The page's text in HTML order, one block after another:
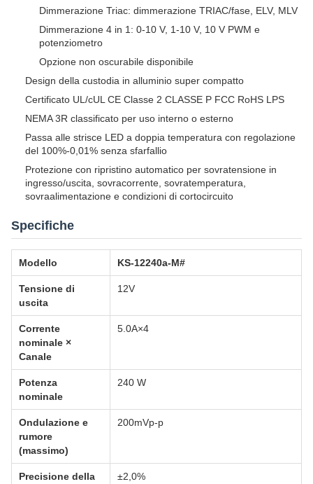
Dimmerazione Triac: dimmerazione TRIAC/fase, ELV, MLV
Dimmerazione 4 in 1: 0-10 V, 1-10 V, 10 V PWM e
potenziometro
Opzione non oscurabile disponibile
Design della custodia in alluminio super compatto
Certificato UL/cUL CE Classe 2 CLASSE P FCC RoHS LPS
NEMA 3R classificato per uso interno o esterno
Passa alle strisce LED a doppia temperatura con regolazione
del 100%-0,01% senza sfarfallio
Protezione con ripristino automatico per sovratensione in
ingresso/uscita, sovracorrente, sovratemperatura,
sovraalimentazione e condizioni di cortocircuito
Specifiche
Modello KS-12240a-M#
Tensione di
uscita
12V
Corrente
nominale ×
Canale
5.0A×4
Potenza
nominale
240 W
Ondulazione e
rumore
(massimo)
200mVp-p
Precisione della
±2,0%